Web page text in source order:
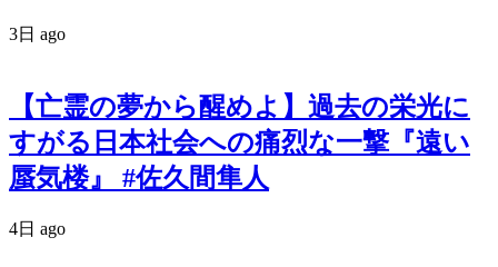
3日 ago
【亡霊の夢から醒めよ】過去の栄光に
すがる日本社会への痛烈な一撃『遠い
蜃気楼』 #佐久間隼人
4日 ago